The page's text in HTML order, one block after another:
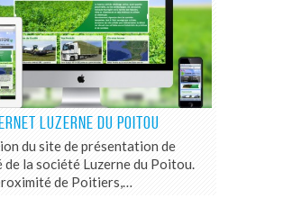
LUZERNE DU POITOU
du site de présentation de
de la société Luzerne du Poitou.
de Poitiers,…